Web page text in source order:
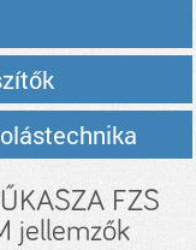
FZS
jellemzők